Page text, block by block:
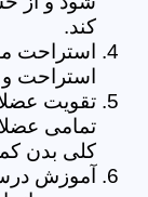
کند.
استراحت
استراحت و
تقویت
تمامی
کلی بدن
آموزش